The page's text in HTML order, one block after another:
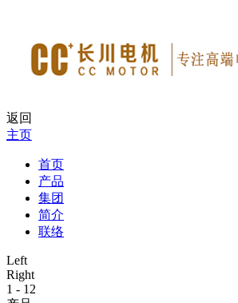
返回
主页
首页
产品
集团
简介
联络
Left
Right
1 - 12